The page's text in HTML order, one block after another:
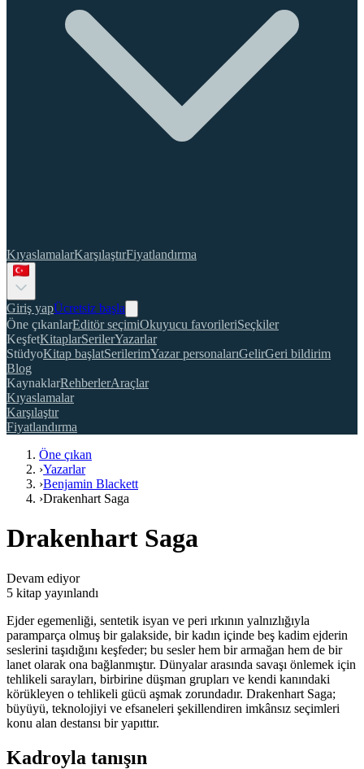
KıyaslamalarKarşılaştırFiyatlandırma
Giriş yapÜcretsiz başla
Öne çıkanlarEditör seçimiOkuyucu favorileriSeçkiler
KeşfetKitaplarSerilerYazarlar
StüdyoKitap başlatSerilerimYazar personalarıGelirGeri bildirim
Blog
KaynaklarRehberlerAraçlar
Kıyaslamalar
Karşılaştır
Fiyatlandırma
Öne çıkan
›Yazarlar
›Benjamin Blackett
›Drakenhart Saga
Drakenhart Saga
Devam ediyor
5 kitap yayınlandı
Ejder egemenliği, sentetik isyan ve peri ırkının yalnızlığıyla
paramparça olmuş bir galakside, bir kadın içinde beş kadim ejderin
seslerini taşıdığını keşfeder; bu sesler hem bir armağan hem de bir
lanet olarak ona bağlanmıştır. Dünyalar arasında savaşı önlemek için
tehlikeli sarayları, birbirine düşman grupları ve kendi kanındaki
körükleyen o tehlikeli gücü aşmak zorundadır. Drakenhart Saga;
büyüyü, teknolojiyi ve efsaneleri şekillendiren imkânsız seçimleri
konu alan destansı bir yapıttır.
Kadroyla tanışın